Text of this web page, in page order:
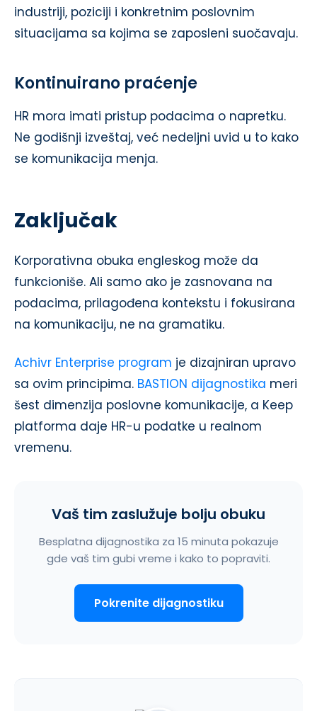
industriji, poziciji i konkretnim poslovnim
situacijama sa kojima se zaposleni suočavaju.
Kontinuirano praćenje
HR mora imati pristup podacima o napretku.
Ne godišnji izveštaj, već nedeljni uvid u to kako
se komunikacija menja.
Zaključak
Korporativna obuka engleskog može da
funkcioniše. Ali samo ako je zasnovana na
podacima, prilagođena kontekstu i fokusirana
na komunikaciju, ne na gramatiku.
Achivr Enterprise program je dizajniran upravo
sa ovim principima. BASTION dijagnostika meri
šest dimenzija poslovne komunikacije, a Keep
platforma daje HR-u podatke u realnom
vremenu.
Vaš tim zaslužuje bolju obuku
Besplatna dijagnostika za 15 minuta pokazuje
gde vaš tim gubi vreme i kako to popraviti.
Pokrenite dijagnostiku